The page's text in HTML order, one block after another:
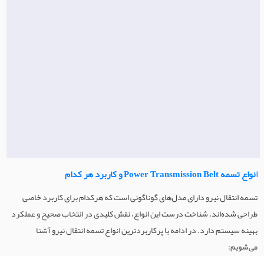
انواع تسمه Power Transmission Belt و کاربرد هر کدام
تسمه انتقال نیرو دارای مدل‌های گوناگونی است که هرکدام برای کاربرد خاصی
طراحی شده‌اند. شناخت درست این انواع، نقش کلیدی در انتخاب صحیح و عملکرد
بهینه سیستم دارد. در ادامه با پرکاربردترین انواع تسمه انتقال نیرو آشنا
می‌شویم: